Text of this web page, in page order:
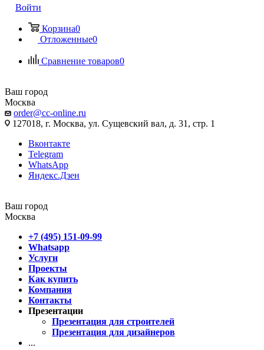
Войти
Корзина0
Отложенные0
Сравнение товаров0
Ваш город
Москва
order@cc-online.ru
127018, г. Москва, ул. Сущевский вал, д. 31, стр. 1
Вконтакте
Telegram
WhatsApp
Яндекс.Дзен
Ваш город
Москва
+7 (495) 151-09-99
Whatsapp
Услуги
Проекты
Как купить
Компания
Контакты
Презентации
Презентация для строителей
Презентация для дизайнеров
...